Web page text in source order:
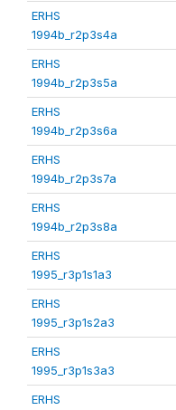
ERHS
1994b_r2p3s4a
ERHS
1994b_r2p3s5a
ERHS
1994b_r2p3s6a
ERHS
1994b_r2p3s7a
ERHS
1994b_r2p3s8a
ERHS
1995_r3p1s1a3
ERHS
1995_r3p1s2a3
ERHS
1995_r3p1s3a3
ERHS